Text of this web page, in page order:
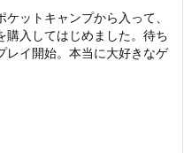
ットキャンプから入って、
購入してはじめました。待ち
レイ開始。本当に大好きなゲ